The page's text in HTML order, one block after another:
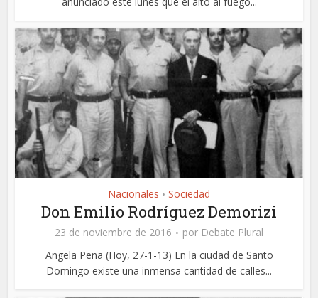
Nacionales • Sociedad
Don Emilio Rodríguez Demorizi
23 de noviembre de 2016 por Debate Plural
Angela Peña (Hoy, 27-1-13) En la ciudad de Santo
Domingo existe una inmensa cantidad de calles...